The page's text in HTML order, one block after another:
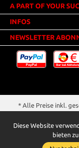
A PART OF YOUR
INFOS
NEWSLETTER
* Alle Preise inkl.
** Der Verkauf
Diese Website
bieten